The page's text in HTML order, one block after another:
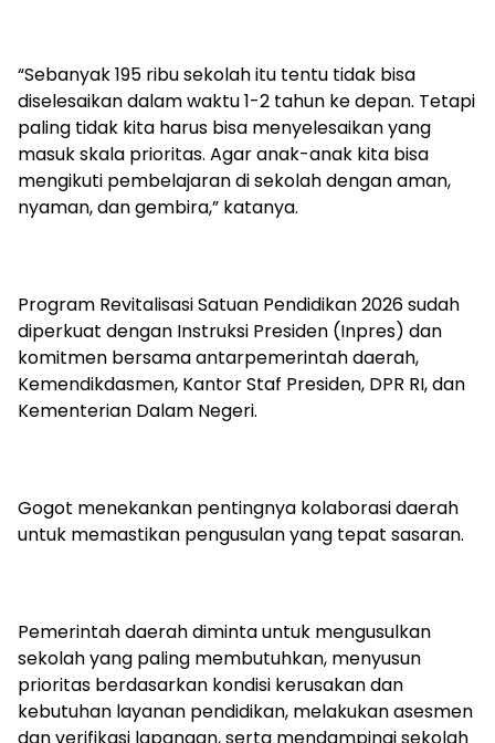
“Sebanyak 195 ribu sekolah itu tentu tidak bisa
diselesaikan dalam waktu 1-2 tahun ke depan. Tetapi
paling tidak kita harus bisa menyelesaikan yang
masuk skala prioritas. Agar anak-anak kita bisa
mengikuti pembelajaran di sekolah dengan aman,
nyaman, dan gembira,” katanya.
Program Revitalisasi Satuan Pendidikan 2026 sudah
diperkuat dengan Instruksi Presiden (Inpres) dan
komitmen bersama antarpemerintah daerah,
Kemendikdasmen, Kantor Staf Presiden, DPR RI, dan
Kementerian Dalam Negeri.
Gogot menekankan pentingnya kolaborasi daerah
untuk memastikan pengusulan yang tepat sasaran.
Pemerintah daerah diminta untuk mengusulkan
sekolah yang paling membutuhkan, menyusun
prioritas berdasarkan kondisi kerusakan dan
kebutuhan layanan pendidikan, melakukan asesmen